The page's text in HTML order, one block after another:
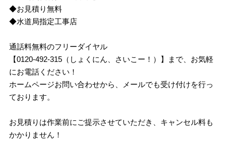
◆お見積り無料
◆水道局指定工事店
通話料無料のフリーダイヤル
【0120-492-315（しょくにん、さいこー！）】まで、お気軽
にお電話ください！
ホームページお問い合わせから、メールでも受け付けを行っ
ております。
お見積りは作業前にご提示させていただき、キャンセル料も
かかりません！